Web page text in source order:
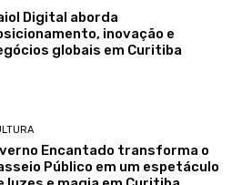
Digital aborda
inovação e
globais em Curitiba
Encantado transforma o
Público em um espetáculo